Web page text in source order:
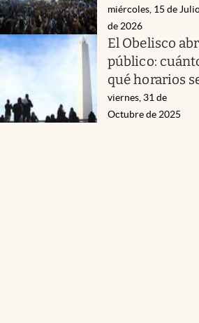
miércoles, 15 de
de 2026
El Obelisco
público:
qué horarios
viernes, 31 de
Octubre de 2025